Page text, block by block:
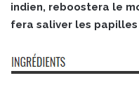
indien, reboostera le
fera saliver les